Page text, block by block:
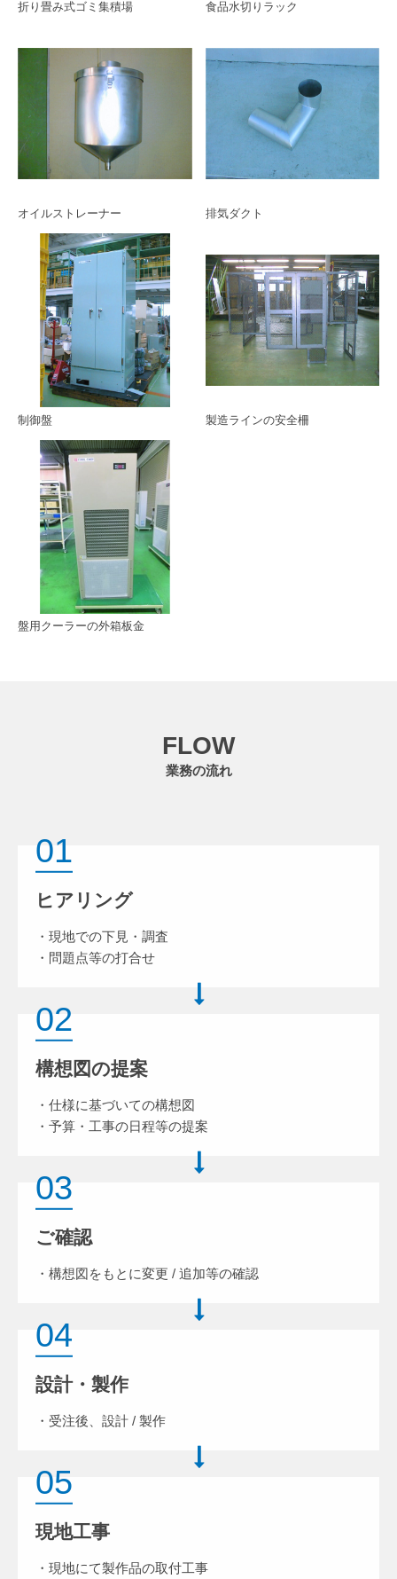
折り畳み式ゴミ集積場 食品水切りラック
オイルストレーナー 排気ダクト
制御盤 製造ラインの安全柵
盤用クーラーの外箱板金
FLOW
業務の流れ
01
ヒアリング
・現地での下見・調査
・問題点等の打合せ
02
構想図の提案
・仕様に基づいての構想図
・予算・工事の日程等の提案
03
ご確認
・構想図をもとに変更 / 追加等の確認
04
設計・製作
・受注後、設計 / 製作
05
現地工事
・現地にて製作品の取付工事